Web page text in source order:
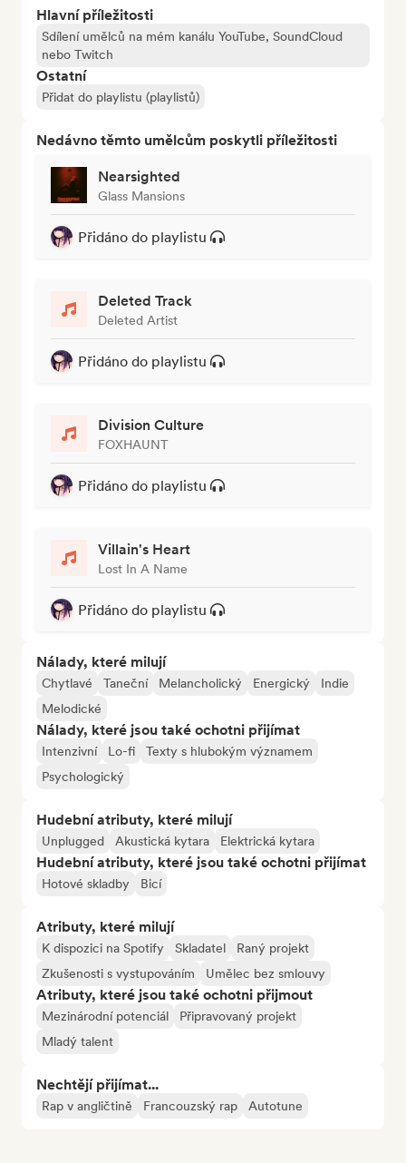
Hlavní příležitosti
Sdílení umělců na mém kanálu YouTube, SoundCloud
nebo Twitch
Ostatní
Přidat do playlistu (playlistů)
Nedávno těmto umělcům poskytli příležitosti
Nearsighted
Glass Mansions
Přidáno do playlistu
Deleted Track
Deleted Artist
Přidáno do playlistu
Division Culture
FOXHAUNT
Přidáno do playlistu
Villain's Heart
Lost In A Name
Přidáno do playlistu
Nálady, které milují
Chytlavé Taneční Melancholický Energický
Indie
Melodické
Nálady, které jsou také ochotni přijímat
Intenzivní Lo-fi
Texty s hlubokým významem
Psychologický
Hudební atributy, které milují
Unplugged Akustická kytara Elektrická kytara
Hudební atributy, které jsou také ochotni přijímat
Hotové skladby Bicí
Atributy, které milují
K dispozici na Spotify Skladatel
Raný projekt
Zkušenosti s vystupováním
Umělec bez smlouvy
Atributy, které jsou také ochotni přijmout
Mezinárodní potenciál
Připravovaný projekt
Mladý talent
Nechtějí přijímat...
Rap v angličtině Francouzský rap Autotune